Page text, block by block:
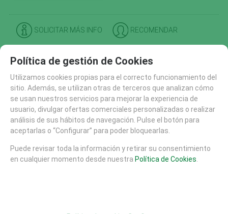
SOLICITAR MÁS INFO RECOMENDAR
AREAS DE JUEGO
MATERIALES
MOBILIARIO URBANO (26)
SUELOS DE SEGURIDAD
PISTAS SKATE
EQUIPAMIENTO DEPORTIVO (30)
FHS (704)
ARENA Y AGUA (141)
Política de gestión de Cookies
Utilizamos cookies propias para el correcto funcionamiento del
sitio. Además, se utilizan otras de terceros que analizan cómo
se usan nuestros servicios para mejorar la experiencia de
usuario, divulgar ofertas comerciales personalizadas o realizar
análisis de sus hábitos de navegación. Pulse el botón para
aceptarlas o “Configurar” para poder bloquearlas.
Puede revisar toda la información y retirar su consentimiento
en cualquier momento desde nuestra Política de Cookies